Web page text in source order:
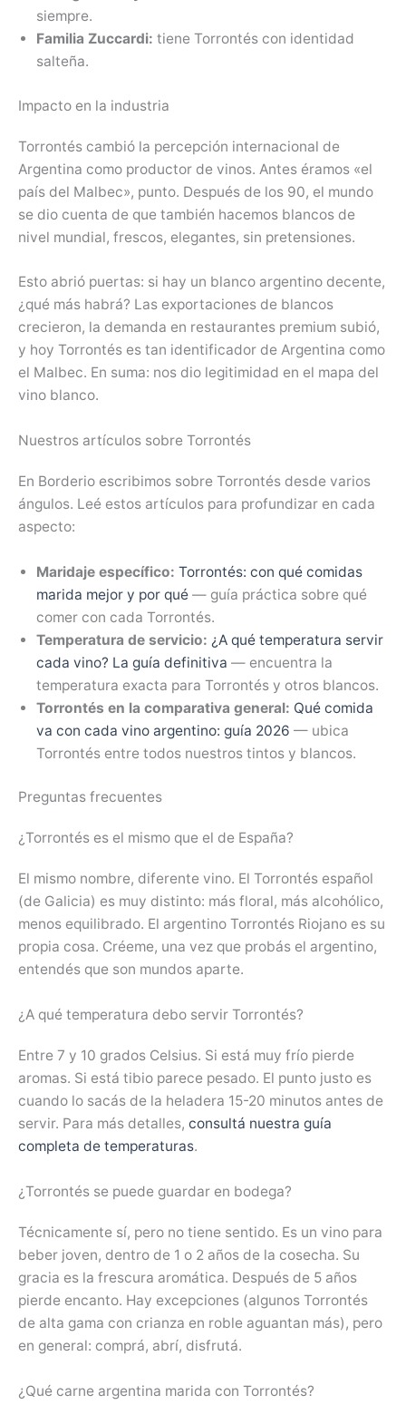
siempre.
Familia Zuccardi: tiene Torrontés con identidad
salteña.
Impacto en la industria
Torrontés cambió la percepción internacional de
Argentina como productor de vinos. Antes éramos «el
país del Malbec», punto. Después de los 90, el mundo
se dio cuenta de que también hacemos blancos de
nivel mundial, frescos, elegantes, sin pretensiones.
Esto abrió puertas: si hay un blanco argentino decente,
¿qué más habrá? Las exportaciones de blancos
crecieron, la demanda en restaurantes premium subió,
y hoy Torrontés es tan identificador de Argentina como
el Malbec. En suma: nos dio legitimidad en el mapa del
vino blanco.
Nuestros artículos sobre Torrontés
En Borderio escribimos sobre Torrontés desde varios
ángulos. Leé estos artículos para profundizar en cada
aspecto:
Maridaje específico: Torrontés: con qué comidas
marida mejor y por qué — guía práctica sobre qué
comer con cada Torrontés.
Temperatura de servicio: ¿A qué temperatura servir
cada vino? La guía definitiva — encuentra la
temperatura exacta para Torrontés y otros blancos.
Torrontés en la comparativa general: Qué comida
va con cada vino argentino: guía 2026 — ubica
Torrontés entre todos nuestros tintos y blancos.
Preguntas frecuentes
¿Torrontés es el mismo que el de España?
El mismo nombre, diferente vino. El Torrontés español
(de Galicia) es muy distinto: más floral, más alcohólico,
menos equilibrado. El argentino Torrontés Riojano es su
propia cosa. Créeme, una vez que probás el argentino,
entendés que son mundos aparte.
¿A qué temperatura debo servir Torrontés?
Entre 7 y 10 grados Celsius. Si está muy frío pierde
aromas. Si está tibio parece pesado. El punto justo es
cuando lo sacás de la heladera 15-20 minutos antes de
servir. Para más detalles, consultá nuestra guía
completa de temperaturas.
¿Torrontés se puede guardar en bodega?
Técnicamente sí, pero no tiene sentido. Es un vino para
beber joven, dentro de 1 o 2 años de la cosecha. Su
gracia es la frescura aromática. Después de 5 años
pierde encanto. Hay excepciones (algunos Torrontés
de alta gama con crianza en roble aguantan más), pero
en general: comprá, abrí, disfrutá.
¿Qué carne argentina marida con Torrontés?